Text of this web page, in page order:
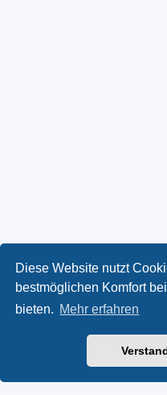
Diese Website nutzt
bestmöglichen Komfort
bieten. Mehr erfahren